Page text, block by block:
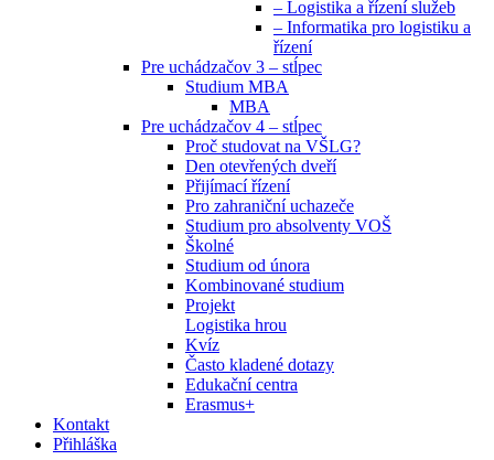
– Logistika a řízení služeb
– Informatika pro logistiku a
řízení
Pre uchádzačov 3 – stĺpec
Studium MBA
MBA
Pre uchádzačov 4 – stĺpec
Proč studovat na VŠLG?
Den otevřených dveří
Přijímací řízení
Pro zahraniční uchazeče
Studium pro absolventy VOŠ
Školné
Studium od února
Kombinované studium
Projekt
Logistika hrou
Kvíz
Často kladené dotazy
Edukační centra
Erasmus+
Kontakt
Přihláška